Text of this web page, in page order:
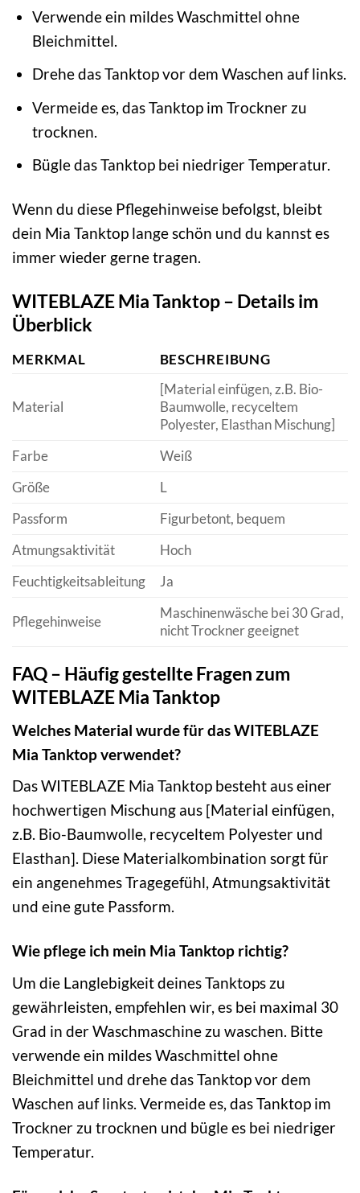
Verwende ein mildes Waschmittel ohne
Bleichmittel.
Drehe das Tanktop vor dem Waschen auf links.
Vermeide es, das Tanktop im Trockner zu
trocknen.
Bügle das Tanktop bei niedriger Temperatur.
Wenn du diese Pflegehinweise befolgst, bleibt
dein Mia Tanktop lange schön und du kannst es
immer wieder gerne tragen.
WITEBLAZE Mia Tanktop – Details im
Überblick
MERKMAL BESCHREIBUNG
Material
[Material einfügen, z.B. Bio-
Baumwolle, recyceltem
Polyester, Elasthan Mischung]
Farbe
Weiß
Größe
L
Passform
Figurbetont, bequem
Atmungsaktivität
Hoch
Feuchtigkeitsableitung
Ja
Pflegehinweise
Maschinenwäsche bei 30 Grad,
nicht Trockner geeignet
FAQ – Häufig gestellte Fragen zum
WITEBLAZE Mia Tanktop
Welches Material wurde für das WITEBLAZE
Mia Tanktop verwendet?
Das WITEBLAZE Mia Tanktop besteht aus einer
hochwertigen Mischung aus [Material einfügen,
z.B. Bio-Baumwolle, recyceltem Polyester und
Elasthan]. Diese Materialkombination sorgt für
ein angenehmes Tragegefühl, Atmungsaktivität
und eine gute Passform.
Wie pflege ich mein Mia Tanktop richtig?
Um die Langlebigkeit deines Tanktops zu
gewährleisten, empfehlen wir, es bei maximal 30
Grad in der Waschmaschine zu waschen. Bitte
verwende ein mildes Waschmittel ohne
Bleichmittel und drehe das Tanktop vor dem
Waschen auf links. Vermeide es, das Tanktop im
Trockner zu trocknen und bügle es bei niedriger
Temperatur.